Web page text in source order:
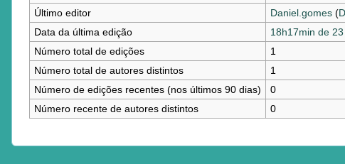
Último editor
Daniel.gomes (
Data da última edição
18h17min de
Número total de edições
1
Número total de autores distintos
1
Número de edições recentes (nos últimos 90 dias)
0
Número recente de autores distintos
0